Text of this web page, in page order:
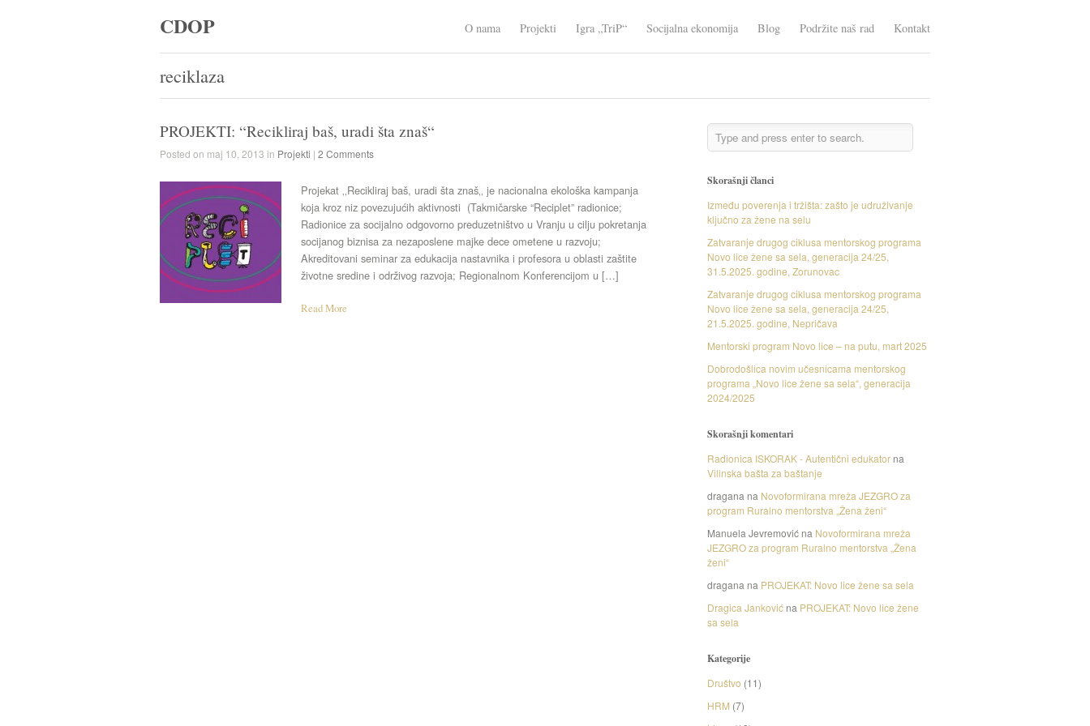
CDOP O nama Projekti Igra „TriP“ Socijalna ekonomija Blog Podržite naš rad Kontakt
reciklaza
PROJEKTI: “Recikliraj baš, uradi šta znaš“
Posted on maj 10, 2013 in Projekti | 2 Comments
Projekat ‚‚Recikliraj baš, uradi šta znaš‚‚ je nacionalna ekološka kampanja
koja kroz niz povezujućih aktivnosti (Takmičarske “Reciplet” radionice;
Radionice za socijalno odgovorno preduzetništvo u Vranju u cilju pokretanja
socijanog biznisa za nezaposlene majke dece ometene u razvoju;
Akreditovani seminar za edukacija nastavnika i profesora u oblasti zaštite
životne sredine i održivog razvoja; Regionalnom Konferencijom u […]
Read More
Skorašnji članci
Između poverenja i tržišta: zašto je udruživanje
ključno za žene na selu
Zatvaranje drugog ciklusa mentorskog programa
Novo lice žene sa sela, generacija 24/25,
31.5.2025. godine, Zorunovac
Zatvaranje drugog ciklusa mentorskog programa
Novo lice žene sa sela, generacija 24/25,
21.5.2025. godine, Nepričava
Mentorski program Novo lice – na putu, mart 2025
Dobrodošlica novim učesnicama mentorskog
programa „Novo lice žene sa sela“, generacija
2024/2025
Skorašnji komentari
Radionica ISKORAK - Autentični edukator na
Vilinska bašta za baštanje
dragana na Novoformirana mreža JEZGRO za
program Ruralno mentorstva „Žena ženi“
Manuela Jevremović na Novoformirana mreža
JEZGRO za program Ruralno mentorstva „Žena
ženi“
dragana na PROJEKAT: Novo lice žene sa sela
Dragica Janković na PROJEKAT: Novo lice žene
sa sela
Kategorije
Društvo (11)
HRM (7)